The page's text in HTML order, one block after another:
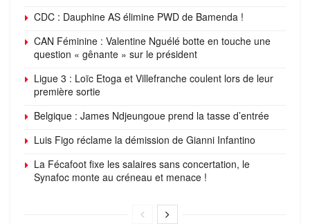
CDC : Dauphine AS élimine PWD de Bamenda !
CAN Féminine : Valentine Nguélé botte en touche une
question « gênante » sur le président
Ligue 3 : Loïc Etoga et Villefranche coulent lors de leur
première sortie
Belgique : James Ndjeungoue prend la tasse d’entrée
Luis Figo réclame la démission de Gianni Infantino
La Fécafoot fixe les salaires sans concertation, le
Synafoc monte au créneau et menace !